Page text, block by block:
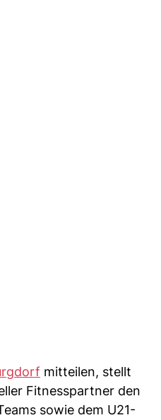
mitteilen, stellt
Fitnesspartner den
sowie dem U21-